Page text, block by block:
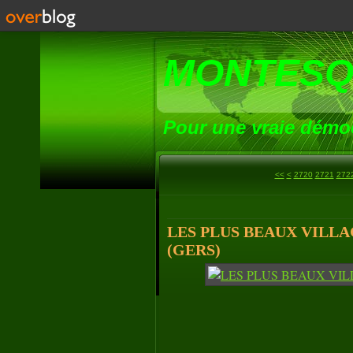
Pour une vraie
<< < 2700
2710
2720 2721
LES PLUS BEAUX
(GERS)